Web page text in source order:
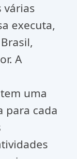
várias
executa,
A
uma
para cada